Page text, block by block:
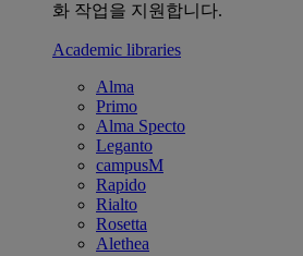
화 작업을 지원합니다.
Academic libraries
Alma
Primo
Alma Specto
Leganto
campusM
Rapido
Rialto
Rosetta
Alethea